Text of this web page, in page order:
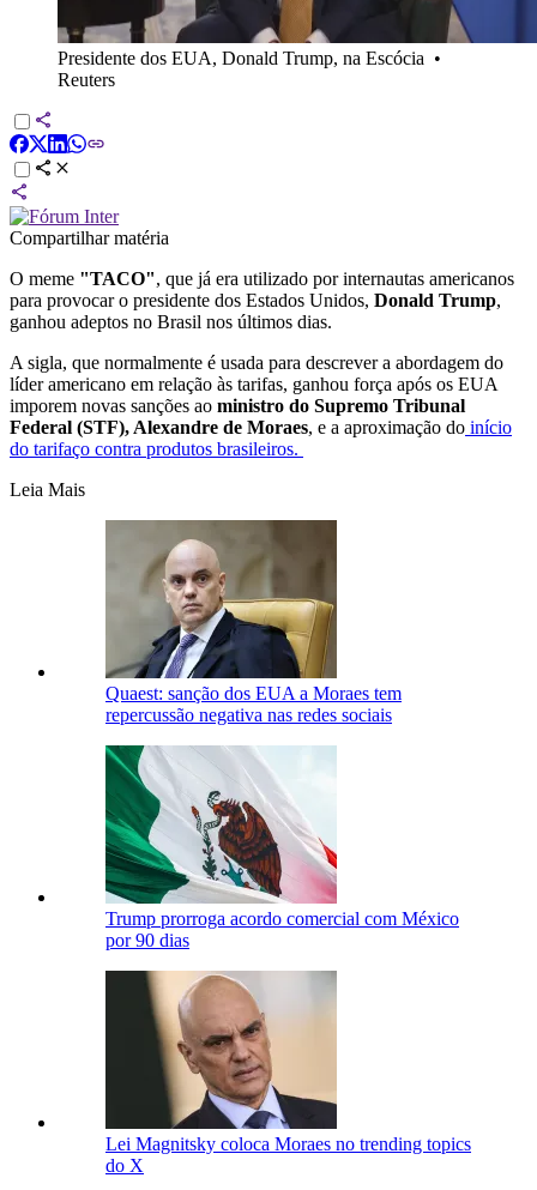
Presidente dos EUA, Donald Trump, na Escócia •
Reuters
Compartilhar matéria
O meme "TACO", que já era utilizado por internautas americanos
para provocar o presidente dos Estados Unidos, Donald Trump,
ganhou adeptos no Brasil nos últimos dias.
A sigla, que normalmente é usada para descrever a abordagem do
líder americano em relação às tarifas, ganhou força após os EUA
imporem novas sanções ao ministro do Supremo Tribunal
Federal (STF), Alexandre de Moraes, e a aproximação do início
do tarifaço contra produtos brasileiros.
Leia Mais
Quaest: sanção dos EUA a Moraes tem
repercussão negativa nas redes sociais
Trump prorroga acordo comercial com México
por 90 dias
Lei Magnitsky coloca Moraes no trending topics
do X